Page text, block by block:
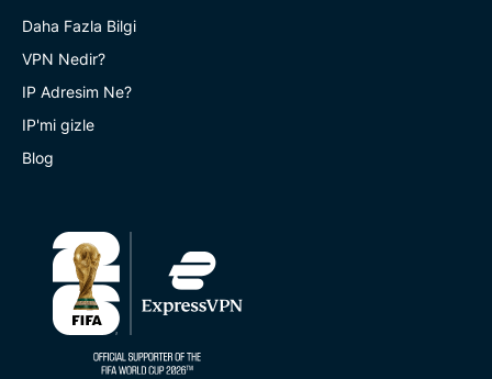
Daha Fazla Bilgi
VPN Nedir?
IP Adresim Ne?
IP'mi gizle
Blog